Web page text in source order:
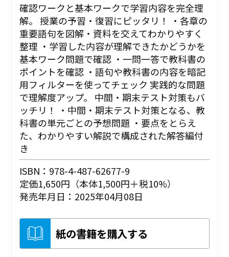
確認ワークと基本ワークで学習内容を完全理
解。 授業の予習・復習にピッタリ！ ・各章の
重要語句を図解・資料を交えてわかりやすく
整理 ・学習した内容が理解できたかどうかを
基本ワーク問題で確認 ・一問一答で教科書の
ポイントを確認 ・語句や教科書の内容を暗記
用フィルターを使ってチェック 実践的な問題
で理解度アップ。 中間・期末テスト対策もバ
ッチリ！ ・中間・期末テスト対策となる、教
科書の単元ごとの予想問題 ・要点をとらえ
た、わかりやすい解説で構成された解答編付
き
ISBN：978-4-487-62677-9
定価1,650円（本体1,500円＋税10%）
発売年月日：2025年04月08日
紙の書籍を購入する